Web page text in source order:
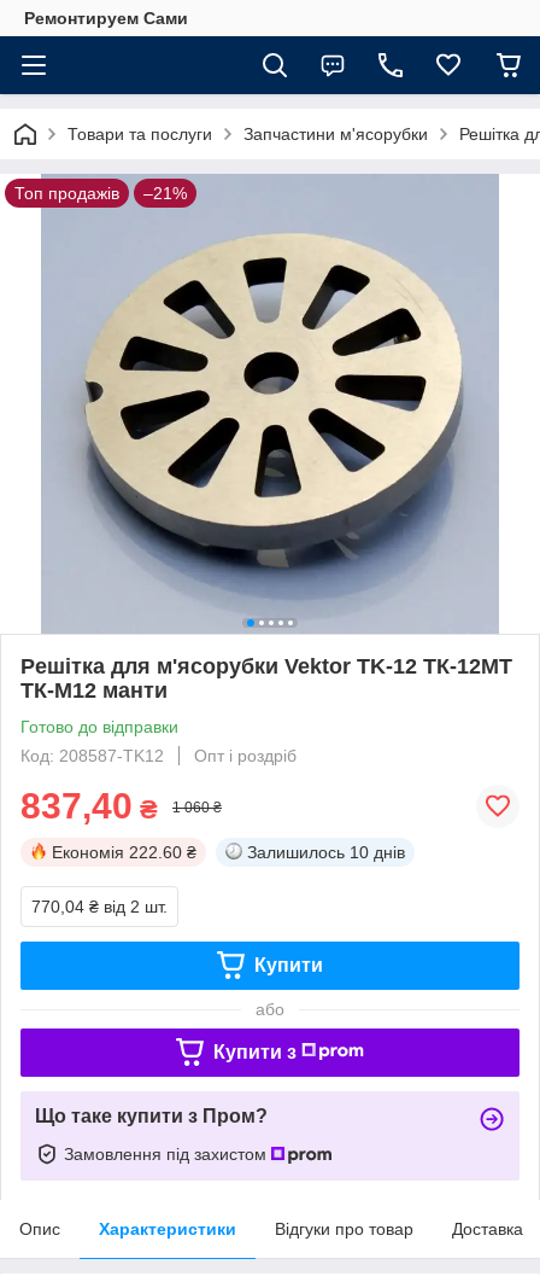
Ремонтируем Сами
Товари та послуги Запчастини м'ясорубки Решітка
Топ продажів –21%
Решітка для м'ясорубки Vektor TK-12 ТК-12MT
ТК-М12 манти
Готово до відправки
Код: 208587-TK12
Опт і роздріб
837,40 ₴ 1 060 ₴
Економія 222.60 ₴ Залишилось 10 днів
770,04 ₴ від 2 шт.
Купити
або
Купити з
Що таке купити з Пром?
Замовлення під захистом
Опис Характеристики Відгуки про товар Доставка